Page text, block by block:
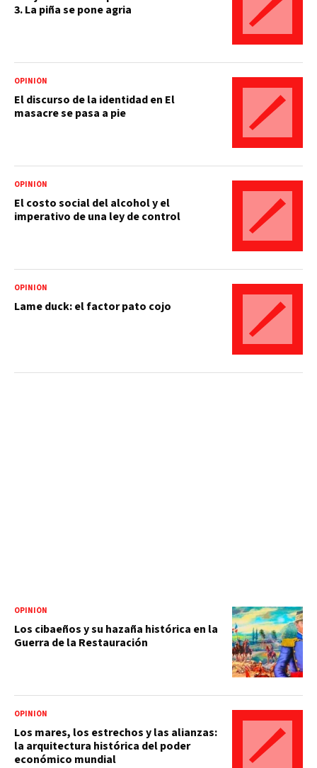
3. La piña se pone agria
OPINIÓN
El discurso de la identidad en El
masacre se pasa a pie
OPINIÓN
El costo social del alcohol y el
imperativo de una ley de control
OPINIÓN
Lame duck: el factor pato cojo
OPINIÓN
Los cibaeños y su hazaña histórica en la
Guerra de la Restauración
OPINIÓN
Los mares, los estrechos y las alianzas:
la arquitectura histórica del poder
económico mundial